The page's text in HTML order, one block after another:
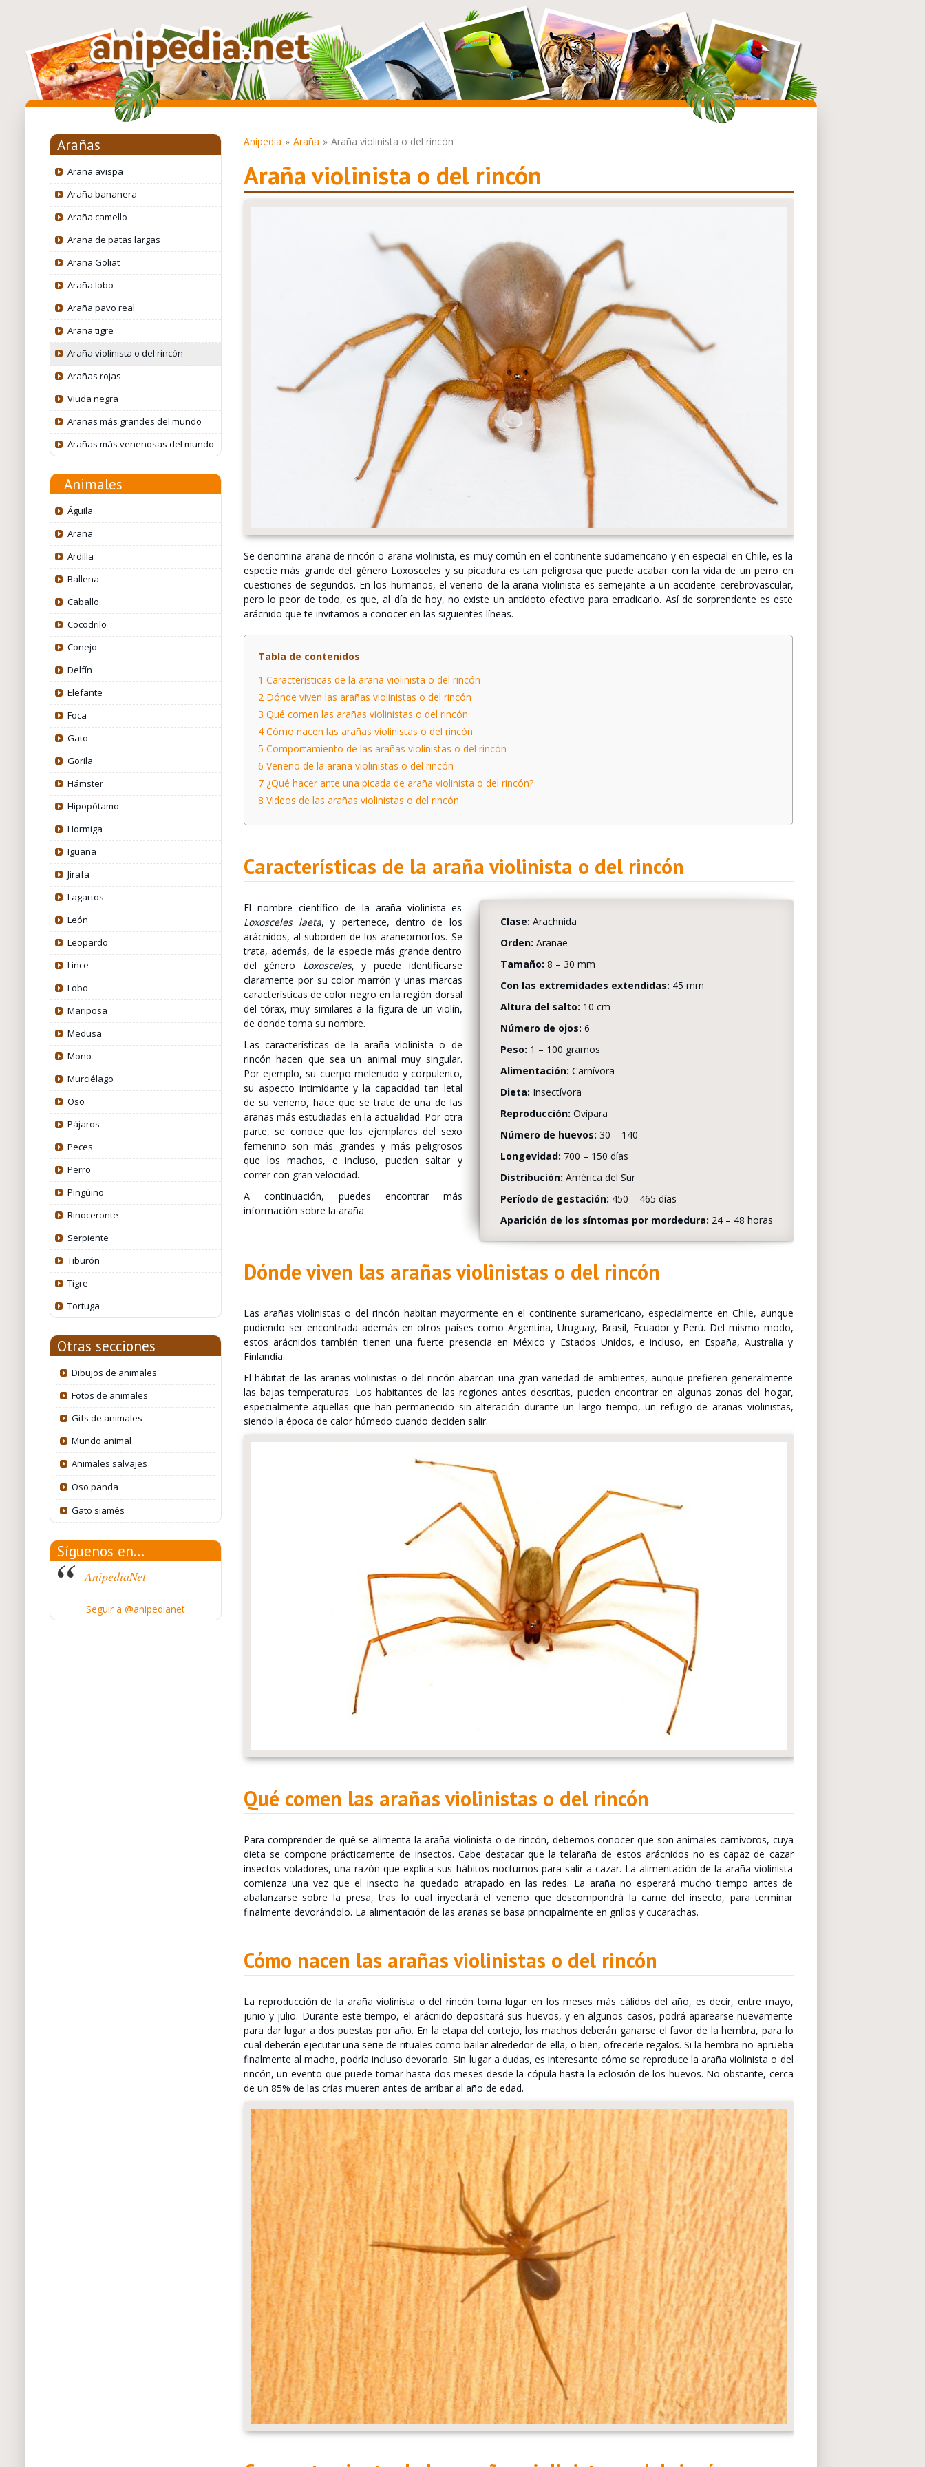
Arañas
Araña avispa
Araña bananera
Araña camello
Araña de patas largas
Araña Goliat
Araña lobo
Araña pavo real
Araña tigre
Araña violinista o del rincón
Arañas rojas
Viuda negra
Arañas más grandes del mundo
Arañas más venenosas del mundo
Animales
Águila
Araña
Ardilla
Ballena
Caballo
Cocodrilo
Conejo
Delfín
Elefante
Foca
Gato
Gorila
Hámster
Hipopótamo
Hormiga
Iguana
Jirafa
Lagartos
León
Leopardo
Lince
Lobo
Mariposa
Medusa
Mono
Murciélago
Oso
Pájaros
Peces
Perro
Pingüino
Rinoceronte
Serpiente
Tiburón
Tigre
Tortuga
Otras secciones
Dibujos de animales
Fotos de animales
Gifs de animales
Mundo animal
Animales salvajes
Oso panda
Gato siamés
Síguenos en…
AnipediaNet
Seguir a @anipedianet
Anipedia Araña Araña violinista o del rincón
Araña violinista o del rincón
Se denomina araña de rincón o araña violinista, es muy común en el continente sudamericano y en especial en Chile, es la
especie más grande del género Loxosceles y su picadura es tan peligrosa que puede acabar con la vida de un perro en
cuestiones de segundos. En los humanos, el veneno de la araña violinista es semejante a un accidente cerebrovascular,
pero lo peor de todo, es que, al día de hoy, no existe un antídoto efectivo para erradicarlo. Así de sorprendente es este
arácnido que te invitamos a conocer en las siguientes líneas.
Tabla de contenidos
1 Características de la araña violinista o del rincón
2Dónde viven las arañas violinistas o del rincón
3 Qué comen las arañas violinistas o del rincón
4Cómo nacen las arañas violinistas o del rincón
5 Comportamiento de las arañas violinistas o del rincón
6 Veneno de la araña violinistas o del rincón
7¿Qué hacer ante una picada de araña violinista o del rincón?
8 Videos de las arañas violinistas o del rincón
Características de la araña violinista o del rincón
Clase: Arachnida
Orden: Aranae
Tamaño: 8 – 30 mm
Con las extremidades extendidas: 45 mm
Altura del salto: 10 cm
Número de ojos: 6
Peso: 1 – 100 gramos
Alimentación: Carnívora
Dieta: Insectívora
Reproducción: Ovípara
Número de huevos: 30 – 140
Longevidad: 700 – 150 días
Distribución: América del Sur
Período de gestación: 450 – 465 días
Aparición de los síntomas por mordedura: 24 – 48 horas
El nombre científico de la araña violinista es
Loxosceles laeta, y pertenece, dentro de los
arácnidos, al suborden de los araneomorfos. Se
trata, además, de la especie más grande dentro
del género Loxosceles, y puede identificarse
claramente por su color marrón y unas marcas
características de color negro en la región dorsal
del tórax, muy similares a la figura de un violín,
de donde toma su nombre.
Las características de la araña violinista o de
rincón hacen que sea un animal muy singular.
Por ejemplo, su cuerpo melenudo y corpulento,
su aspecto intimidante y la capacidad tan letal
de su veneno, hace que se trate de una de las
arañas más estudiadas en la actualidad. Por otra
parte, se conoce que los ejemplares del sexo
femenino son más grandes y más peligrosos
que los machos, e incluso, pueden saltar y
correr con gran velocidad.
A continuación, puedes encontrar más
información sobre la araña
Dónde viven las arañas violinistas o del rincón
Las arañas violinistas o del rincón habitan mayormente en el continente suramericano, especialmente en Chile, aunque
pudiendo ser encontrada además en otros países como Argentina, Uruguay, Brasil, Ecuador y Perú. Del mismo modo,
estos arácnidos también tienen una fuerte presencia en México y Estados Unidos, e incluso, en España, Australia y
Finlandia.
El hábitat de las arañas violinistas o del rincón abarcan una gran variedad de ambientes, aunque prefieren generalmente
las bajas temperaturas. Los habitantes de las regiones antes descritas, pueden encontrar en algunas zonas del hogar,
especialmente aquellas que han permanecido sin alteración durante un largo tiempo, un refugio de arañas violinistas,
siendo la época de calor húmedo cuando deciden salir.
Qué comen las arañas violinistas o del rincón
Para comprender de qué se alimenta la araña violinista o de rincón, debemos conocer que son animales carnívoros, cuya
dieta se compone prácticamente de insectos. Cabe destacar que la telaraña de estos arácnidos no es capaz de cazar
insectos voladores, una razón que explica sus hábitos nocturnos para salir a cazar. La alimentación de la araña violinista
comienza una vez que el insecto ha quedado atrapado en las redes. La araña no esperará mucho tiempo antes de
abalanzarse sobre la presa, tras lo cual inyectará el veneno que descompondrá la carne del insecto, para terminar
finalmente devorándolo. La alimentación de las arañas se basa principalmente en grillos y cucarachas.
Cómo nacen las arañas violinistas o del rincón
La reproducción de la araña violinista o del rincón toma lugar en los meses más cálidos del año, es decir, entre mayo,
junio y julio. Durante este tiempo, el arácnido depositará sus huevos, y en algunos casos, podrá aparearse nuevamente
para dar lugar a dos puestas por año. En la etapa del cortejo, los machos deberán ganarse el favor de la hembra, para lo
cual deberán ejecutar una serie de rituales como bailar alrededor de ella, o bien, ofrecerle regalos. Si la hembra no aprueba
finalmente al macho, podría incluso devorarlo. Sin lugar a dudas, es interesante cómo se reproduce la araña violinista o del
rincón, un evento que puede tomar hasta dos meses desde la cópula hasta la eclosión de los huevos. No obstante, cerca
de un 85% de las crías mueren antes de arribar al año de edad.